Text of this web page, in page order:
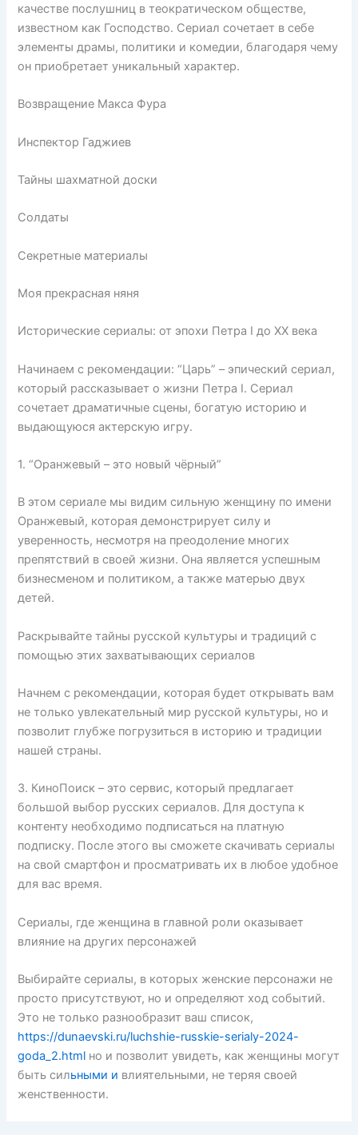
качестве послушниц в теократическом обществе,
известном как Господство. Сериал сочетает в себе
элементы драмы, политики и комедии, благодаря чему
он приобретает уникальный характер.
Возвращение Макса Фура
Инспектор Гаджиев
Тайны шахматной доски
Солдаты
Секретные материалы
Моя прекрасная няня
Исторические сериалы: от эпохи Петра I до XX века
Начинаем с рекомендации: “Царь” – эпический сериал,
который рассказывает о жизни Петра I. Сериал
сочетает драматичные сцены, богатую историю и
выдающуюся актерскую игру.
1. “Оранжевый – это новый чёрный”
В этом сериале мы видим сильную женщину по имени
Оранжевый, которая демонстрирует силу и
уверенность, несмотря на преодоление многих
препятствий в своей жизни. Она является успешным
бизнесменом и политиком, а также матерью двух
детей.
Раскрывайте тайны русской культуры и традиций с
помощью этих захватывающих сериалов
Начнем с рекомендации, которая будет открывать вам
не только увлекательный мир русской культуры, но и
позволит глубже погрузиться в историю и традиции
нашей страны.
3. КиноПоиск – это сервис, который предлагает
большой выбор русских сериалов. Для доступа к
контенту необходимо подписаться на платную
подписку. После этого вы сможете скачивать сериалы
на свой смартфон и просматривать их в любое удобное
для вас время.
Сериалы, где женщина в главной роли оказывает
влияние на других персонажей
Выбирайте сериалы, в которых женские персонажи не
просто присутствуют, но и определяют ход событий.
Это не только разнообразит ваш список,
https://dunaevski.ru/luchshie-russkie-serialy-2024-
goda_2.html но и позволит увидеть, как женщины могут
быть сильными и влиятельными, не теряя своей
женственности.